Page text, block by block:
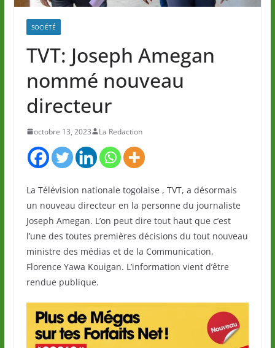
SOCIÉTÉ
TVT: Joseph Amegan
nommé nouveau
directeur
octobre 13, 2023 La Redaction
La Télévision nationale togolaise , TVT, a désormais
un nouveau directeur en la personne du journaliste
Joseph Amegan. L’on peut dire tout haut que c’est
l’une des toutes premières décisions du tout nouveau
ministre des médias et de la Communication,
Florence Yawa Kouigan. L’information vient d’être
rendue publique.